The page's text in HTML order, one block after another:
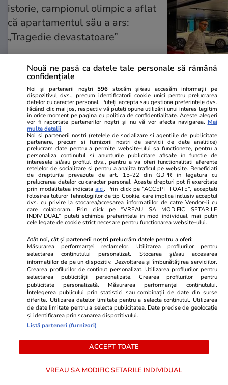
GSP.RO
La câteva ore după ce a intrat în
istorie, campionul olimpic a aflat
că apartamentul său a ars:
„Tragedie devastatoare”
GSP.RO
„Jucăriile
Ronaldo
25 de
PARTENERI
Libertateapentrufemei.ro
Mirabela Grădinaru, dar asta nu e
tot! Surpriza uriașă din declarația
de avere! Da, scrie negru pe alb!
piciorul
pentru
căsătorit
Nouă ne pasă ca datele tale personale să rămână
confidențiale
Noi și partenerii noștri 596 stocăm și/sau accesăm informații pe
dispozitivul dvs., precum identificatorii cookie unici pentru prelucrarea
datelor cu caracter personal. Puteți accepta sau gestiona preferințele dvs.
făcând clic mai jos, respectiv vă puteți opune utilizării unui interes legitim
în orice moment pe pagina cu politica de confidențialitate. Aceste alegeri
vor fi raportate partenerilor noștri și nu vă vor afecta navigarea. Mai
multe detalii
Noi si partenerii nostri (retelele de socializare si agentiile de publicitate
partenere, precum si furnizorii nostri de servicii de date analitice)
prelucram date pentru a permite website-ului sa functioneze, pentru a
personaliza continutul si anunturile publicitare afisate in functie de
interesele si/sau profilul dvs., pentru a va oferi functionalitati aferente
retelelor de socializare si pentru a analiza traficul pe website. Beneficiati
de drepturile prevazute de art. 15-22 din GDPR in legatura cu
prelucrarea datelor cu caracter personal. Aceste drepturi pot fi exercitate
prin modalitatea indicataaici. Prin click pe “ACCEPT TOATE”, acceptati
folosirea tuturor Tehnologiilor de tip Cookie, care implica inclusiv acceptul
dvs. cu privire la stocarea/accesarea informatiilor de catre Vendor-ii cu
care colaboram. Prin click pe “VREAU SA MODIFIC SETARILE
INDIVIDUAL” puteti schimba preferintele in mod individual, mai putin
cele legate de cookie strict necesare pentru functionarea website-ului.
Atât noi, cât și partenerii noștri prelucrăm datele pentru a oferi:
Măsurarea performanței reclamelor. Utilizarea profilurilor pentru
selectarea conținutului personalizat. Stocarea și/sau accesarea
informațiilor de pe un dispozitiv. Dezvoltarea și îmbunătățirea serviciilor.
Crearea profilurilor de conținut personalizat. Utilizarea profilurilor pentru
selectarea publicității personalizate. Crearea profilurilor pentru
publicitate personalizată. Măsurarea performanței conținutului.
Înțelegerea publicului prin statistici sau combinații de date din surse
diferite. Utilizarea datelor limitate pentru a selecta conținutul. Utilizarea
de date limitate pentru a selecta publicitatea. Date precise de geolocație
și identificarea prin scanarea dispozitivului.
Listă parteneri (furnizori)
ACCEPT TOATE
VREAU SA MODIFIC SETARILE INDIVIDUAL